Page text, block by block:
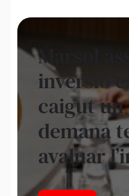
Marsol
inversió
caigut
demana
avaluar